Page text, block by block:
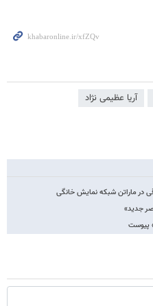
آریا عظیمی نژاد
در ماراتن شبکه نمایش خانگی
جدید»
پیوست